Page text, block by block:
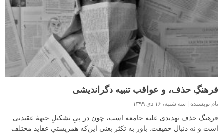
فرهنگِ حذف، و عواقب تنبیه دگراندیشی
نام نویسنده سه شنبه، ۱۶ دی ۱۳۹۹
فرهنگ حذف تهدیدی علیه جامعه است، چون در پیِ تشکیلِ جبههٔ عقیدتی
است و نه دنبال حقیقت. باور به تکثر یعنی این‌که همزیستیِ عقاید مختلف